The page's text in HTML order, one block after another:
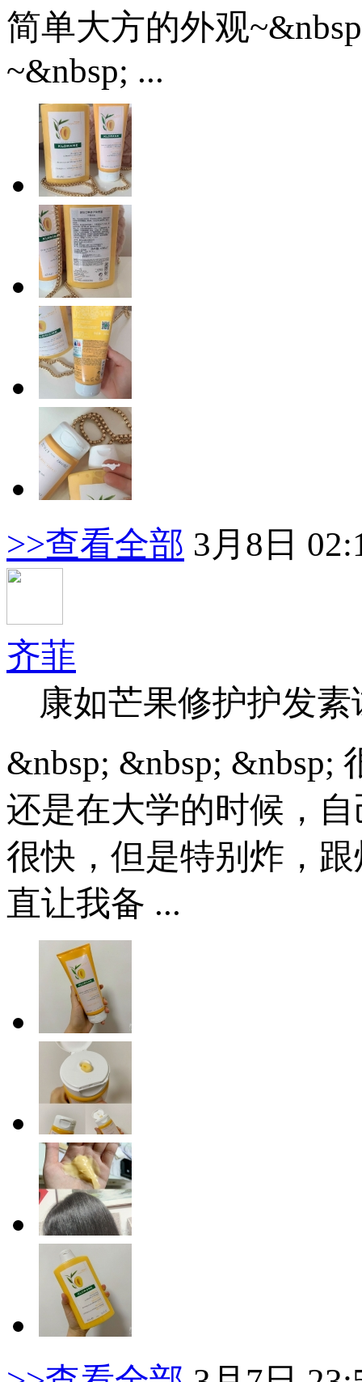
简单大方的外观
~&nbsp; ...
>>查看全部 3月8日
齐菲
康如芒果修护护发
&nbsp; &nbsp; &nbsp;
还是在大学的时候，
很快，但是特别炸，
直让我备 ...